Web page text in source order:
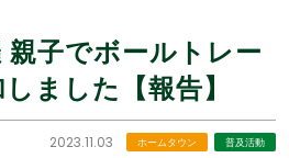
親子でボールトレー
ました【報告】
2023.11.03 ホームタウン 普及活動